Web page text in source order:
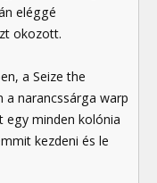
eléggé
okozott.
a Seize the
narancssárga warp
egy minden kolónia
kezdeni és le